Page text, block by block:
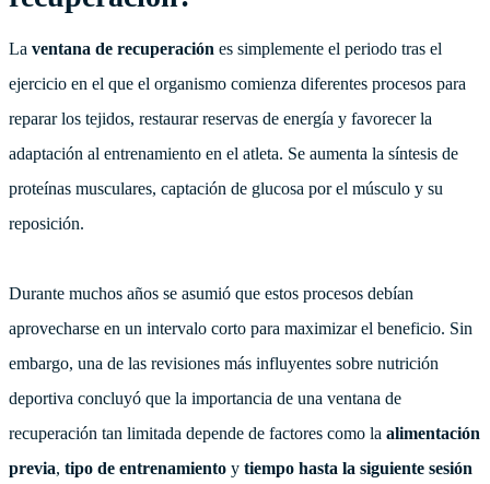
La ventana de recuperación es simplemente el periodo tras el
ejercicio en el que el organismo comienza diferentes procesos para
reparar los tejidos, restaurar reservas de energía y favorecer la
adaptación al entrenamiento en el atleta. Se aumenta la síntesis de
proteínas musculares, captación de glucosa por el músculo y su
reposición.
Durante muchos años se asumió que estos procesos debían
aprovecharse en un intervalo corto para maximizar el beneficio. Sin
embargo, una de las revisiones más influyentes sobre nutrición
deportiva concluyó que la importancia de una ventana de
recuperación tan limitada depende de factores como la alimentación
previa, tipo de entrenamiento y tiempo hasta la siguiente sesión